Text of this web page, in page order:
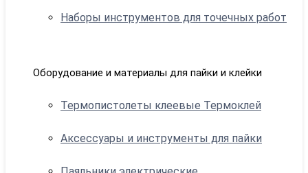
Наборы инструментов для точечных работ
Оборудование и материалы для пайки и клейки
Термопистолеты клеевые Термоклей
Аксессуары и инструменты для пайки